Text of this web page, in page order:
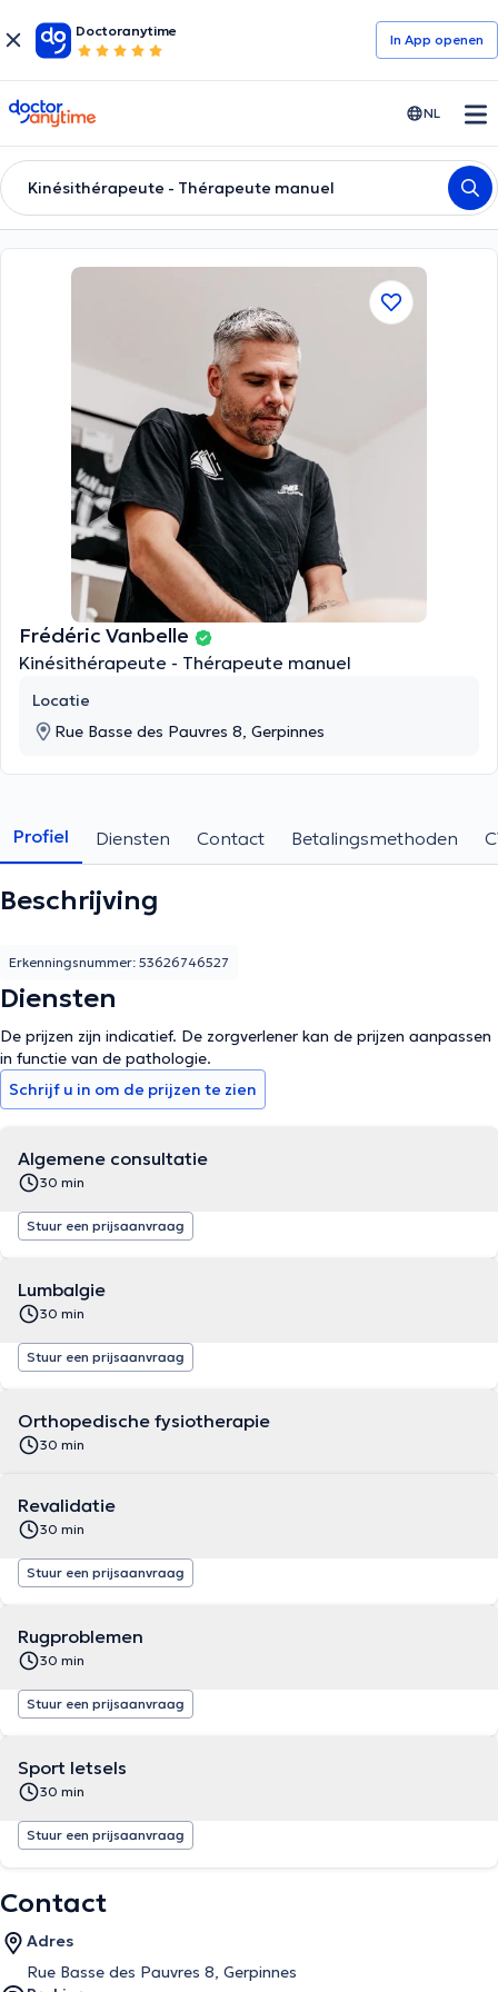
Doctoranytime
In App openen
doctoranytime NL
Kinésithérapeute - Thérapeute manuel
Frédéric Vanbelle
Kinésithérapeute - Thérapeute manuel
Locatie
Rue Basse des Pauvres 8, Gerpinnes
Profiel Diensten Contact Betalingsmethoden
Beschrijving
Erkenningsnummer: 53626746527
Diensten
De prijzen zijn indicatief. De zorgverlener kan de prijzen aanpassen
in functie van de pathologie.
Schrijf u in om de prijzen te zien
Algemene consultatie
30 min
Stuur een prijsaanvraag
Lumbalgie
30 min
Stuur een prijsaanvraag
Orthopedische fysiotherapie
30 min
Revalidatie
30 min
Stuur een prijsaanvraag
Rugproblemen
30 min
Stuur een prijsaanvraag
Sport letsels
30 min
Stuur een prijsaanvraag
Contact
Adres
Rue Basse des Pauvres 8, Gerpinnes